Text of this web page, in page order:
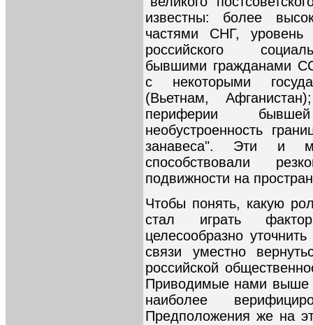
известны: более
частями СНГ, уровень
российского
бывшими гражданами
с некоторыми
(Вьетнам,
периферии
необустроенность
занавеса". Эти и
способствовали
подвижности на
Чтобы понять, какую
стал играть
целесообразно
связи уместно
российской
Приводимые нами
наиболее
Предположения же на